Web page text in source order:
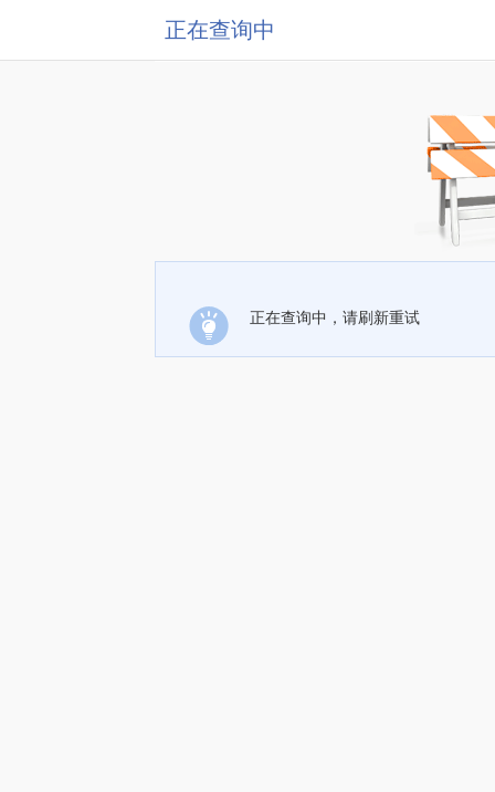
正在查询中
正在查询中，请刷新重试